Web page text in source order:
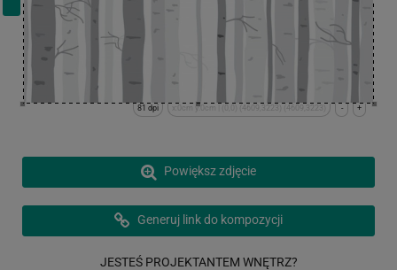
+
-
x:0cm y:0cm | (0,0) (4609,3223) (4609,3223)
81 dpi
Powiększ zdjęcie
Generuj link do kompozycji
JESTEŚ PROJEKTANTEM WNĘTRZ?